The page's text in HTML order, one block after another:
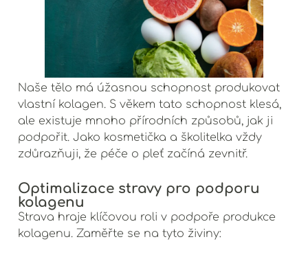
Naše tělo má úžasnou schopnost produkovat
vlastní kolagen. S věkem tato schopnost klesá,
ale existuje mnoho přírodních způsobů, jak ji
podpořit. Jako kosmetička a školitelka vždy
zdůrazňuji, že péče o pleť začíná zevnitř.
Optimalizace stravy pro podporu
kolagenu
Strava hraje klíčovou roli v podpoře produkce
kolagenu. Zaměřte se na tyto živiny: